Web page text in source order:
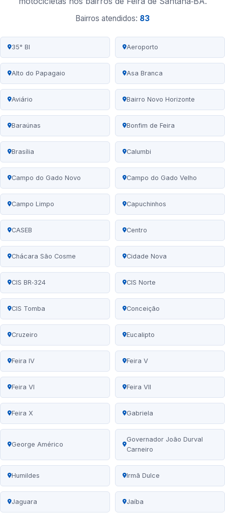
Bairros atendidos: 83
35° BI Aeroporto
Alto do Papagaio Asa Branca
Aviário Bairro Novo Horizonte
Baraúnas Bonfim de Feira
Brasília Calumbi
Campo do Gado Novo Campo do Gado Velho
Campo Limpo Capuchinhos
CASEB Centro
Chácara São Cosme Cidade Nova
CIS BR‑324 CIS Norte
CIS Tomba Conceição
Cruzeiro Eucalipto
Feira IV Feira V
Feira VI Feira VII
Feira X Gabriela
George Américo
Governador João Durval
Carneiro
Humildes Irmã Dulce
Jaguara Jaíba